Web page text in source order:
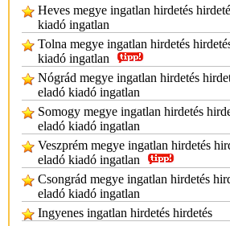
Heves megye ingatlan hirdetés
kiadó ingatlan
Tolna megye ingatlan hirdetés
kiadó ingatlan
Nógrád megye ingatlan hirdetés
eladó kiadó ingatlan
Somogy megye ingatlan hirdetés
eladó kiadó ingatlan
Veszprém megye ingatlan hirdetés
eladó kiadó ingatlan
Csongrád megye ingatlan hirdetés
eladó kiadó ingatlan
Ingyenes ingatlan hirdetés hirdetés